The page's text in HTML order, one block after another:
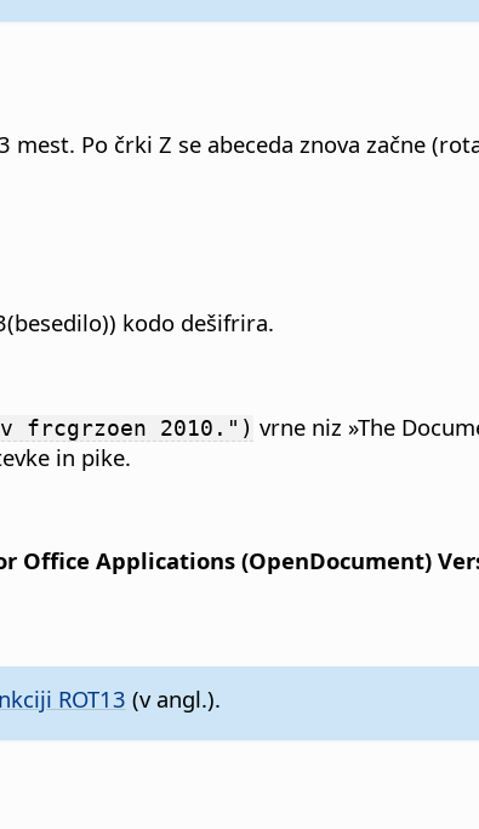
mest. Po črki Z se abeceda znova začne
kodo dešifrira.
frcgrzoen 2010.") vrne niz »The
in pike.
Office Applications (OpenDocument)
ROT13 (v angl.).